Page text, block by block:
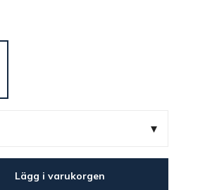
▾
Lägg i varukorgen